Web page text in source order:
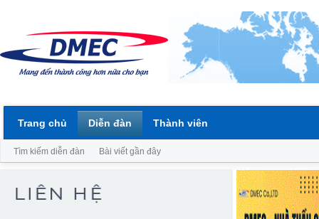
Trang chủ Diễn đàn
Tìm kiếm diễn đàn Bài viết gần đây
Thành viên